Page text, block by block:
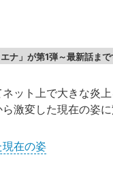
ナ」が第1弾～最新話ま
ット上で大きな炎
激変した現在の姿に
現在の姿